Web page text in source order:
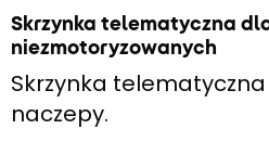
Skrzynka telematyczna
niezmotoryzowanych
Skrzynka
naczepy.